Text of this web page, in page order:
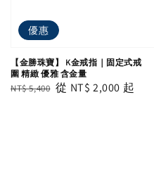
優惠
【金勝珠寶】 K金戒指｜固定式戒
圍 精緻 優雅 含金量
Regular
NT$ 5,400 Sale
從 NT$ 2,000 起